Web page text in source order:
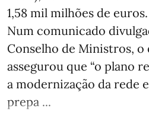
1,58 mil milhões de euros.
Num comunicado
Conselho de Ministros, o
assegurou que “o plano
a modernização da rede
prepa ...